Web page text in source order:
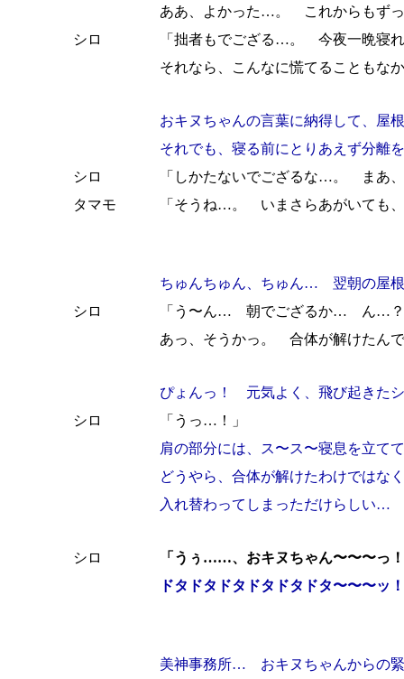
ああ、よかった…。 これからもず
シロ
「拙者もでござる…。 今夜一晩寝
それなら、こんなに慌てることもな
おキヌちゃんの言葉に納得して、屋
それでも、寝る前にとりあえず分
シロ
「しかたないでござるな…。 まあ
タマモ
「そうね…。 いまさらあがいても
ちゅんちゅん、ちゅん… 翌朝の屋
シロ
「う〜ん… 朝でござるか… ん…
あっ、そうかっ。 合体が解けたん
ぴょんっ！ 元気よく、飛び起きた
シロ
「うっ…！」
肩の部分には、ス〜ス〜寝息を立て
どうやら、合体が解けたわけではな
入れ替わってしまっただけらしい…
シロ
「うぅ……、おキヌちゃん〜〜〜っ
ドタドタドタドタドタドタ〜〜〜ッ
美神事務所… おキヌちゃんからの